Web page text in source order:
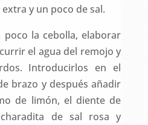
y un poco de sal.
la cebolla, elaborar
el agua del remojo y
Introducirlos en el
brazo y después añadir
de limón, el diente de
de sal rosa y